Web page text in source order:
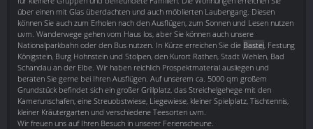
über einen mit Glas überdachten und auch möblierten Laubengang. Diesen
können Sie auch zum Erholen nach den Ausflügen, zum Sonnen und Lesen nutzen
uvm. Wanderwege gehen vom Haus los, aber Sie können auch unsere
Nationalparkbahn oder den Bus nutzen. In Kürze erreichen Sie die Bastei , Festung
Königstein, Burg Hohnstein und Stolpen, den Kurort Rathen, Stadt Wehlen, Bad
Schandau an der Elbe. Wir haben reichlich Prospektmaterial ausliegen und
beraten Sie gerne bei Ihren Ausflügen. Auf unserem ca. 5000 qm großem
Grundstück befindet sich ein großer Grillplatz, das Streichelgehege mit den
Kamerunschafen, eine Streuobstwiese, Liegewiese, kleiner Spielplatz, Tischtennis,
kleiner Kräutergarten und verschiedene Teesorten uvm.
Wir freuen uns auf Ihren Besuch in unserer Ferienscheune.